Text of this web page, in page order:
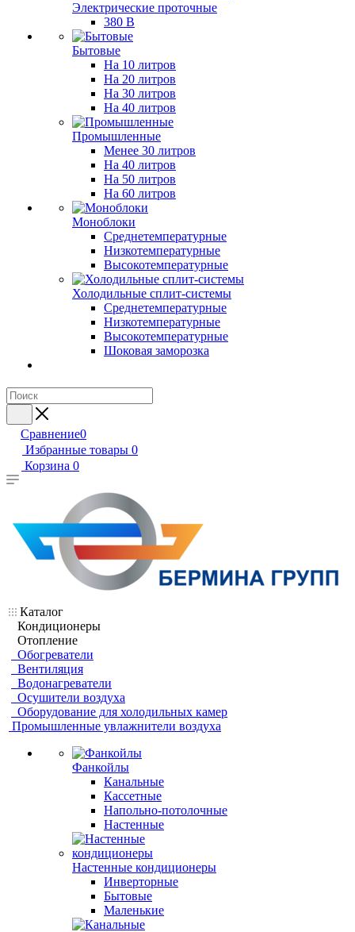
Электрические проточные
380 В
Бытовые
На 10 литров
На 20 литров
На 30 литров
На 40 литров
Промышленные
Менее 30 литров
На 40 литров
На 50 литров
На 60 литров
Моноблоки
Среднетемпературные
Низкотемпературные
Высокотемпературные
Холодильные сплит-системы
Среднетемпературные
Низкотемпературные
Высокотемпературные
Шоковая заморозка
Сравнение0
Избранные товары 0
Корзина 0
Каталог
Кондиционеры
Отопление
Обогреватели
Вентиляция
Водонагреватели
Осушители воздуха
Оборудование для холодильных камер
Промышленные увлажнители воздуха
Фанкойлы
Канальные
Кассетные
Напольно-потолочные
Настенные
Настенные кондиционеры
Инверторные
Бытовые
Маленькие